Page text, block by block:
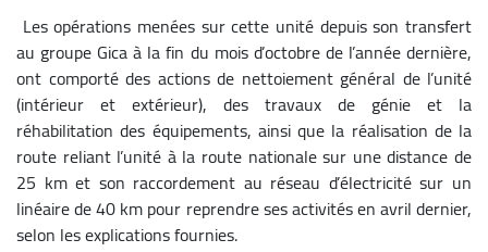
Les opérations menées sur cette unité depuis son transfert
au groupe Gica à la fin du mois d’octobre de l’année dernière,
ont comporté des actions de nettoiement général de l’unité
(intérieur et extérieur), des travaux de génie et la
réhabilitation des équipements, ainsi que la réalisation de la
route reliant l’unité à la route nationale sur une distance de
25 km et son raccordement au réseau d’électricité sur un
linéaire de 40 km pour reprendre ses activités en avril dernier,
selon les explications fournies.